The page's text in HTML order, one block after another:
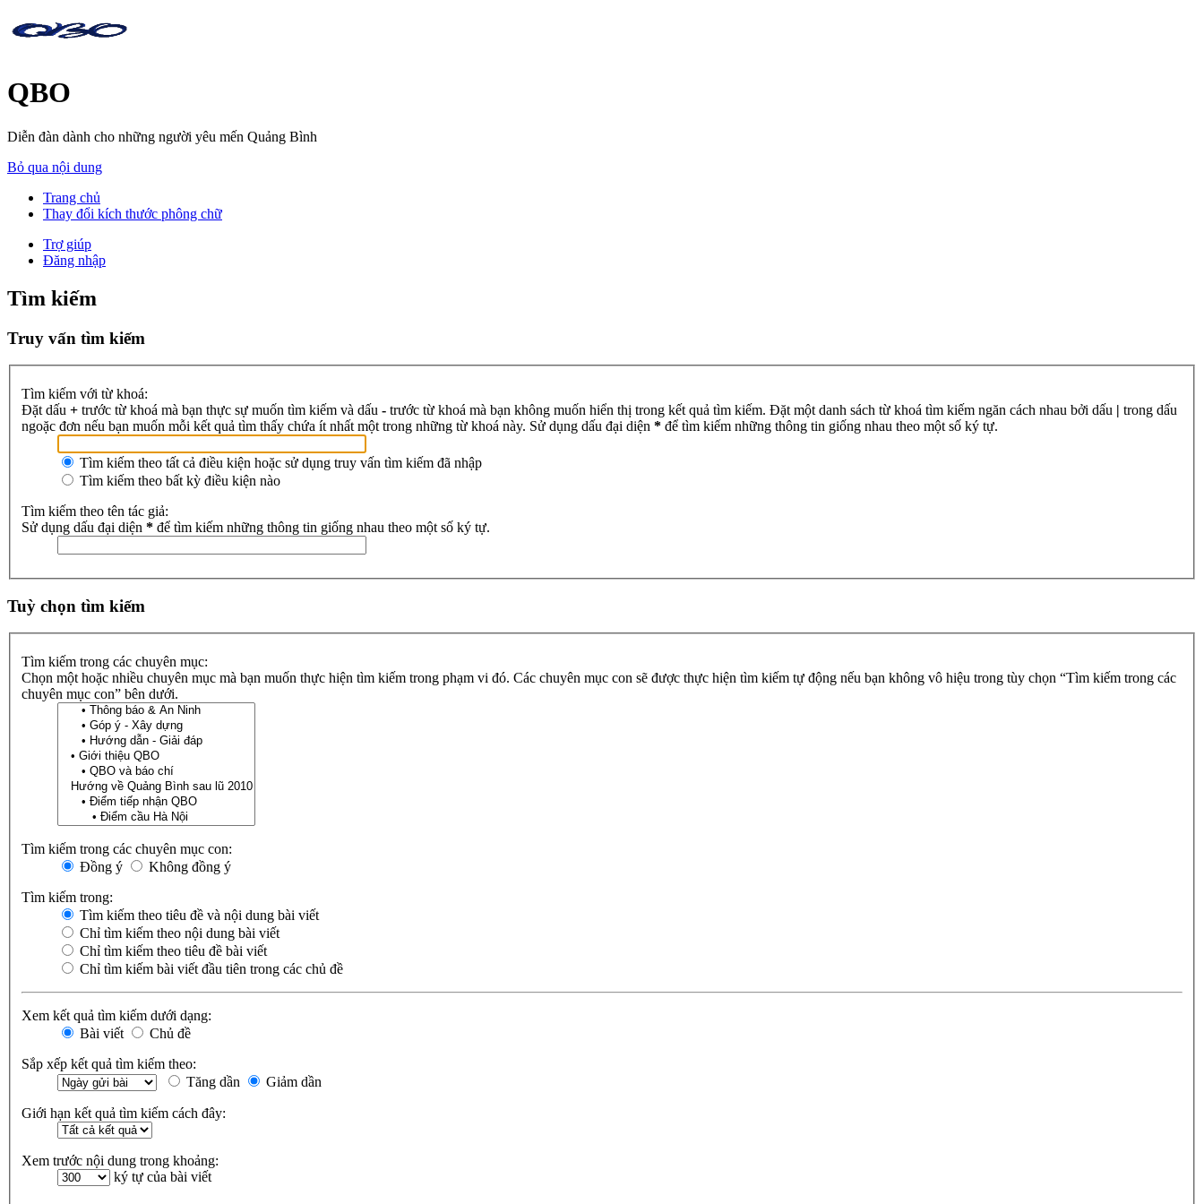
QBO
Diễn đàn dành cho những người yêu mến Quảng Bình
Bỏ qua nội dung
Trang chủ
Thay đổi kích thước phông chữ
Trợ giúp
Đăng nhập
Tìm kiếm
Truy vấn tìm kiếm
Tìm kiếm với từ khoá:
Đặt dấu + trước từ khoá mà bạn thực sự muốn tìm kiếm và dấu - trước từ khoá mà bạn không muốn hiển thị trong kết quả tìm kiếm. Đặt một danh sách từ khoá tìm kiếm ngăn cách nhau bởi dấu | trong dấu
ngoặc đơn nếu bạn muốn mỗi kết quả tìm thấy chứa ít nhất một trong những từ khoá này. Sử dụng dấu đại diện * để tìm kiếm những thông tin giống nhau theo một số ký tự.
Tìm kiếm theo tất cả điều kiện hoặc sử dụng truy vấn tìm kiếm đã nhập
Tìm kiếm theo bất kỳ điều kiện nào
Tìm kiếm theo tên tác giả:
Sử dụng dấu đại diện * để tìm kiếm những thông tin giống nhau theo một số ký tự.
Tuỳ chọn tìm kiếm
Tìm kiếm trong các chuyên mục:
Chọn một hoặc nhiều chuyên mục mà bạn muốn thực hiện tìm kiếm trong phạm vi đó. Các chuyên mục con sẽ được thực hiện tìm kiếm tự động nếu bạn không vô hiệu trong tùy chọn “Tìm kiếm trong các
chuyên mục con” bên dưới.
Tìm kiếm trong các chuyên mục con:
Đồng ý
Không đồng ý
Tìm kiếm trong:
Tìm kiếm theo tiêu đề và nội dung bài viết
Chỉ tìm kiếm theo nội dung bài viết
Chỉ tìm kiếm theo tiêu đề bài viết
Chỉ tìm kiếm bài viết đầu tiên trong các chủ đề
Xem kết quả tìm kiếm dưới dạng:
Bài viết
Chủ đề
Sắp xếp kết quả tìm kiếm theo:
Tăng dần
Giảm dần
Giới hạn kết quả tìm kiếm cách đây:
Xem trước nội dung trong khoảng:
ký tự của bài viết